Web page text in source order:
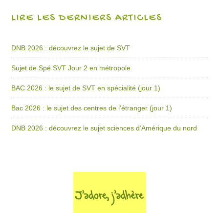
LIRE LES DERNIERS ARTICLES
DNB 2026 : découvrez le sujet de SVT
Sujet de Spé SVT Jour 2 en métropole
BAC 2026 : le sujet de SVT en spécialité (jour 1)
Bac 2026 : le sujet des centres de l’étranger (jour 1)
DNB 2026 : découvrez le sujet sciences d’Amérique du nord